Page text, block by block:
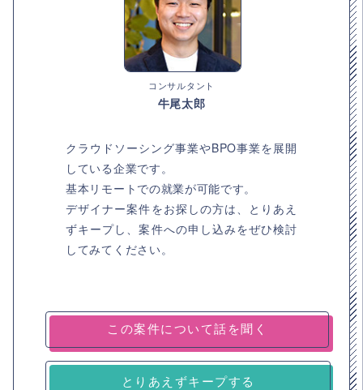
コンサルタント
牛尾太郎
クラウドソーシング事業やBPO事業を展開
している企業です。
基本リモートでの就業が可能です。
デザイナー案件をお探しの方は、とりあえ
ずキープし、案件への申し込みをぜひ検討
してみてください。
とりあえずキープする